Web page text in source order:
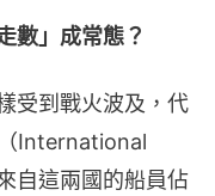
數」成常態？
受到戰火波及，代
International
自這兩國的船員佔